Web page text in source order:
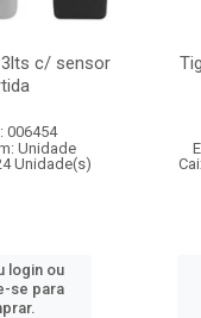
c/ sensor
006454
Unidade
Unidade(s)
login ou
se para